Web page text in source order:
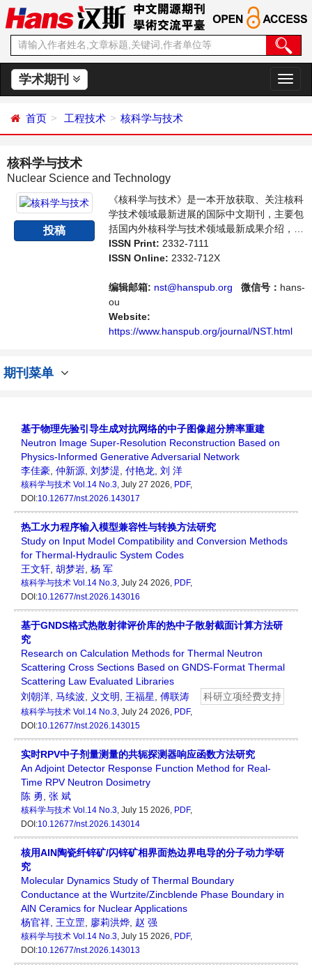
学术期刊
切
换
首页 工程技术 核科学与技术
核科学与技术
Nuclear Science and Technology
投稿
《核科学与技术》是一本开放获取、关注核科
学技术领域最新进展的国际中文期刊，主要包
括国内外核科学与技术领域最新成果介绍，学
者讨论，某一领域的研究进展和专业评论等多
方面的内容，旨在给世界范围内的科学家、学
学与技术领域内不同方向问题与发展的交流平
台。
ISSN Print: 2332-7111
ISSN Online: 2332-712X
编辑邮箱: nst@hanspub.org 微信号： hans-
ou
Website:
https://www.hanspub.org/journal/NST.html
期刊菜单
基于物理先验引导生成对抗网络的中子图像超分辨率重建
Neutron Image Super-Resolution Reconstruction Based on
Physics-Informed Generative Adversarial Network
李佳豪 仲新源 刘梦湜 付艳龙 刘 洋
核科学与技术 Vol.14 No.3, July 27 2026, PDF,
DOI:10.12677/nst.2026.143017
热工水力程序输入模型兼容性与转换方法研究
Study on Input Model Compatibility and Conversion Methods
for Thermal-Hydraulic System Codes
王文轩 胡梦岩 杨 军
核科学与技术 Vol.14 No.3, July 24 2026, PDF,
DOI:10.12677/nst.2026.143016
基于GNDS格式热散射律评价库的热中子散射截面计算方法研
究
Research on Calculation Methods for Thermal Neutron
Scattering Cross Sections Based on GNDS-Format Thermal
Scattering Law Evaluated Libraries
刘朝洋 马续波 义文明 王福星 傅联涛 科研立项经费支持
核科学与技术 Vol.14 No.3, July 24 2026, PDF,
DOI:10.12677/nst.2026.143015
实时RPV中子剂量测量的共轭探测器响应函数方法研究
An Adjoint Detector Response Function Method for Real-
Time RPV Neutron Dosimetry
陈 勇 张 斌
核科学与技术 Vol.14 No.3, July 15 2026, PDF,
DOI:10.12677/nst.2026.143014
核用AlN陶瓷纤锌矿/闪锌矿相界面热边界电导的分子动力学研
究
Molecular Dynamics Study of Thermal Boundary
Conductance at the Wurtzite/Zincblende Phase Boundary in
AlN Ceramics for Nuclear Applications
杨官祥 王立罡 廖莉洪烨 赵 强
核科学与技术 Vol.14 No.3, July 15 2026, PDF,
DOI:10.12677/nst.2026.143013